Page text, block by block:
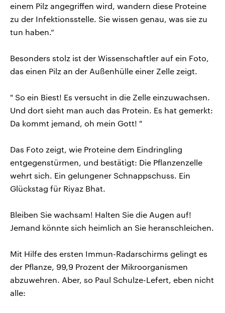
einem Pilz angegriffen wird, wandern diese Proteine
zu der Infektionsstelle. Sie wissen genau, was sie zu
tun haben.“
Besonders stolz ist der Wissenschaftler auf ein Foto,
das einen Pilz an der Außenhülle einer Zelle zeigt.
" So ein Biest! Es versucht in die Zelle einzuwachsen.
Und dort sieht man auch das Protein. Es hat gemerkt:
Da kommt jemand, oh mein Gott! "
Das Foto zeigt, wie Proteine dem Eindringling
entgegenstürmen, und bestätigt: Die Pflanzenzelle
wehrt sich. Ein gelungener Schnappschuss. Ein
Glückstag für Riyaz Bhat.
Bleiben Sie wachsam! Halten Sie die Augen auf!
Jemand könnte sich heimlich an Sie heranschleichen.
Mit Hilfe des ersten Immun-Radarschirms gelingt es
der Pflanze, 99,9 Prozent der Mikroorganismen
abzuwehren. Aber, so Paul Schulze-Lefert, eben nicht
alle: